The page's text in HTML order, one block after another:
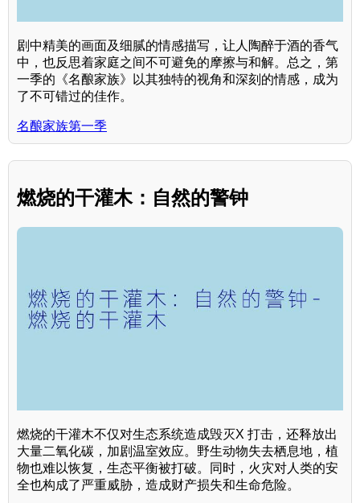
剧中精美的画面及细腻的情感描写，让人陶醉于酒的香气
中，也反思着家庭之间不可避免的摩擦与和解。总之，第
一季的《名酿家族》以其独特的视角和深刻的情感，成为
了不可错过的佳作。
名酿家族第一季
燃烧的干灌木：自然的警钟
燃烧的干灌木不仅对生态系统造成毁灭X 打击，还释放出
大量二氧化碳，加剧温室效应。野生动物失去栖息地，植
物也难以恢复，生态平衡被打破。同时，火灾对人类的安
全也构成了严重威胁，造成财产损失和生命危险。